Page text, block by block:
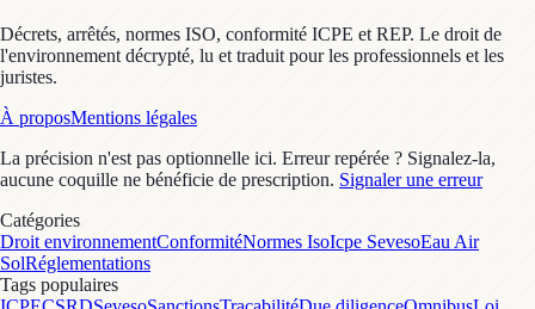
Décrets, arrêtés, normes ISO, conformité ICPE et REP. Le droit de
l'environnement décrypté, lu et traduit pour les professionnels et les
juristes.
À proposMentions légales
La précision n'est pas optionnelle ici. Erreur repérée ? Signalez-la,
aucune coquille ne bénéficie de prescription. Signaler une erreur
Catégories
Droit environnementConformitéNormes IsoIcpe SevesoEau Air
SolRéglementations
Tags populaires